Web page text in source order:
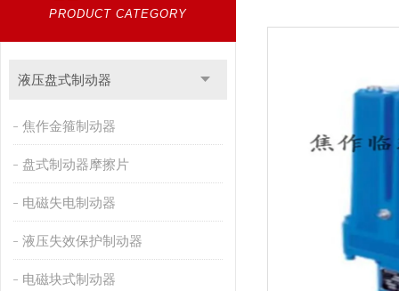
PRODUCT CATEGORY
液压盘式制动器
焦作金箍制动器
盘式制动器摩擦片
电磁失电制动器
液压失效保护制动器
电磁块式制动器